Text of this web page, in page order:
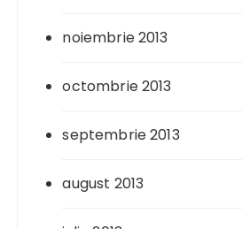
noiembrie 2013
octombrie 2013
septembrie 2013
august 2013